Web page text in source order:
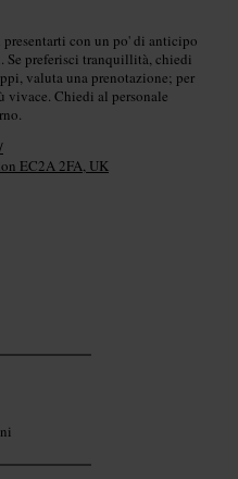
con un po' di anticipo
Se preferisci tranquillità, chiedi
valuta una prenotazione; per
vivace. Chiedi al personale
EC2A 2FA, UK